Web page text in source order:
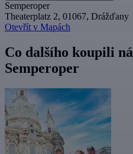
Semperoper
Theaterplatz 2, 01067, Drážďany
Otevřít v Mapách
Co dalšího koupili
Semperoper